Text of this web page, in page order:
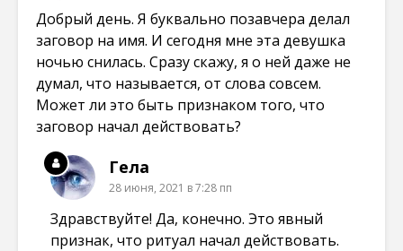
Добрый день. Я буквально позавчера делал
заговор на имя. И сегодня мне эта девушка
ночью снилась. Сразу скажу, я о ней даже не
думал, что называется, от слова совсем.
Может ли это быть признаком того, что
заговор начал действовать?
Гела
28 июня, 2021 в 7:28 пп
Здравствуйте! Да, конечно. Это явный
признак, что ритуал начал действовать.